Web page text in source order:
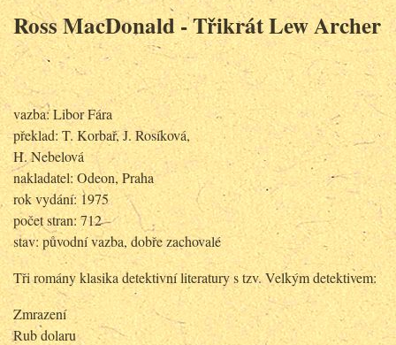
Ross MacDonald - Třikrát Lew Archer
vazba: Libor Fára
překlad: T. Korbař, J. Rosíková,
H. Nebelová
nakladatel: Odeon, Praha
rok vydání: 1975
počet stran: 712
stav: původní vazba, dobře zachovalé
Tři romány klasika detektivní literatury s tzv. Velkým detektivem:
Zmrazení
Rub dolaru